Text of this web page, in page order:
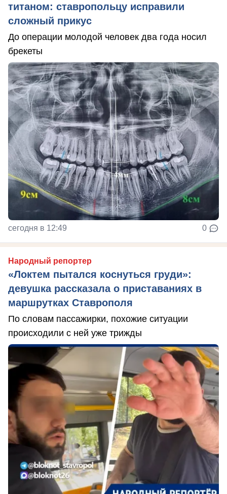
титаном: ставропольцу исправили
сложный прикус
До операции молодой человек два года носил
брекеты
сегодня в 12:49 0
Народный репортер
«Локтем пытался коснуться груди»:
девушка рассказала о приставаниях в
маршрутках Ставрополя
По словам пассажирки, похожие ситуации
происходили с ней уже трижды